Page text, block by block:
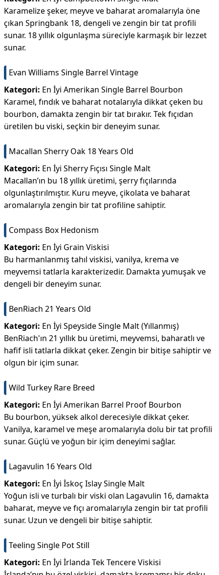
Karamelize şeker, meyve ve baharat aromalarıyla öne
çıkan Springbank 18, dengeli ve zengin bir tat profili
sunar. 18 yıllık olgunlaşma süreciyle karmaşık bir lezzet
sunar.
Evan Williams Single Barrel Vintage
Kategori: En İyi Amerikan Single Barrel Bourbon
Karamel, fındık ve baharat notalarıyla dikkat çeken bu
bourbon, damakta zengin bir tat bırakır. Tek fıçıdan
üretilen bu viski, seçkin bir deneyim sunar.
Macallan Sherry Oak 18 Years Old
Kategori: En İyi Sherry Fıçısı Single Malt
Macallan’ın bu 18 yıllık üretimi, şerry fıçılarında
olgunlaştırılmıştır. Kuru meyve, çikolata ve baharat
aromalarıyla zengin bir tat profiline sahiptir.
Compass Box Hedonism
Kategori: En İyi Grain Viskisi
Bu harmanlanmış tahıl viskisi, vanilya, krema ve
meyvemsi tatlarla karakterizedir. Damakta yumuşak ve
dengeli bir deneyim sunar.
BenRiach 21 Years Old
Kategori: En İyi Speyside Single Malt (Yıllanmış)
BenRiach'ın 21 yıllık bu üretimi, meyvemsi, baharatlı ve
hafif isli tatlarla dikkat çeker. Zengin bir bitişe sahiptir ve
olgun bir içim sunar.
Wild Turkey Rare Breed
Kategori: En İyi Amerikan Barrel Proof Bourbon
Bu bourbon, yüksek alkol derecesiyle dikkat çeker.
Vanilya, karamel ve meşe aromalarıyla dolu bir tat profili
sunar. Güçlü ve yoğun bir içim deneyimi sağlar.
Lagavulin 16 Years Old
Kategori: En İyi İskoç Islay Single Malt
Yoğun isli ve turbalı bir viski olan Lagavulin 16, damakta
baharat, meyve ve fıçı aromalarıyla zengin bir tat profili
sunar. Uzun ve dengeli bir bitişe sahiptir.
Teeling Single Pot Still
Kategori: En İyi İrlanda Tek Tencere Viskisi